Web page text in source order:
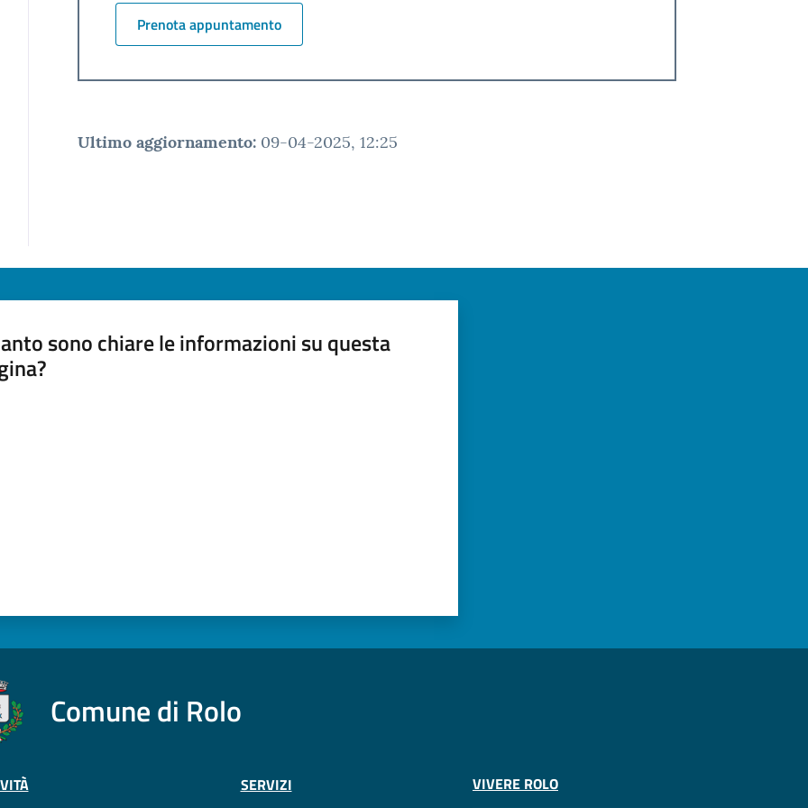
Prenota appuntamento
Ultimo aggiornamento: 09-04-2025, 12:25
sono chiare le informazioni su questa
Comune di Rolo
SERVIZI VIVERE ROLO